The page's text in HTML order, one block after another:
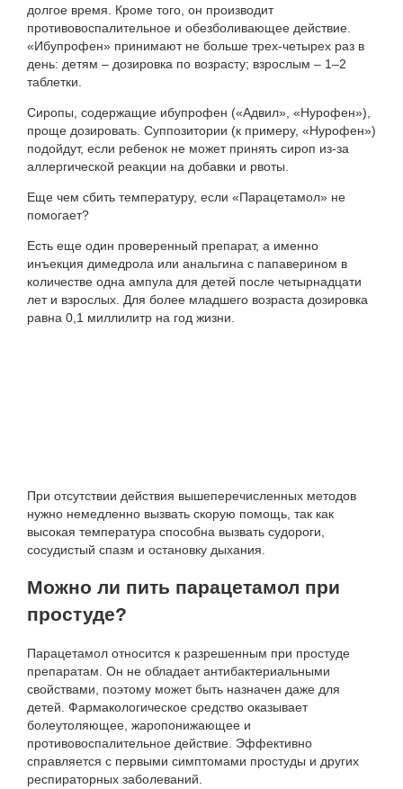
долгое время. Кроме того, он производит
противовоспалительное и обезболивающее действие.
«Ибупрофен» принимают не больше трех-четырех раз в
день: детям – дозировка по возрасту; взрослым – 1–2
таблетки.
Сиропы, содержащие ибупрофен («Адвил», «Нурофен»),
проще дозировать. Суппозитории (к примеру, «Нурофен»)
подойдут, если ребенок не может принять сироп из-за
аллергической реакции на добавки и рвоты.
Еще чем сбить температуру, если «Парацетамол» не
помогает?
Есть еще один проверенный препарат, а именно
инъекция димедрола или анальгина с папаверином в
количестве одна ампула для детей после четырнадцати
лет и взрослых. Для более младшего возраста дозировка
равна 0,1 миллилитр на год жизни.
При отсутствии действия вышеперечисленных методов
нужно немедленно вызвать скорую помощь, так как
высокая температура способна вызвать судороги,
сосудистый спазм и остановку дыхания.
Можно ли пить парацетамол при
простуде?
Парацетамол относится к разрешенным при простуде
препаратам. Он не обладает антибактериальными
свойствами, поэтому может быть назначен даже для
детей. Фармакологическое средство оказывает
болеутоляющее, жаропонижающее и
противовоспалительное действие. Эффективно
справляется с первыми симптомами простуды и других
респираторных заболеваний.